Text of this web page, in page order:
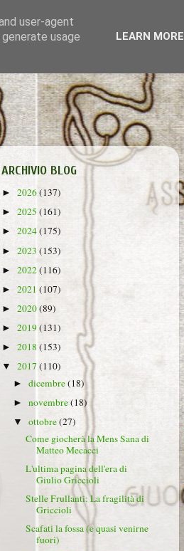
ARCHIVIO BLOG
► 2026(137)
► 2025 (161)
► 2024(175)
► 2023 (153)
► 2022(116)
► 2021 (107)
► 2020(89)
► 2019(131)
► 2018 (153)
▼ 2017 (110)
►dicembre(18)
►novembre(18)
▼ottobre(27)
Come giocherà la Mens Sana di
Matteo Mecacci
L'ultima pagina dell'era di
Giulio Griccioli
Stelle Frullanti: La fragilità di
Griccioli
Scafati la fossa (e quasi venirne
fuori)
user-agent
usage
LEARN MORE